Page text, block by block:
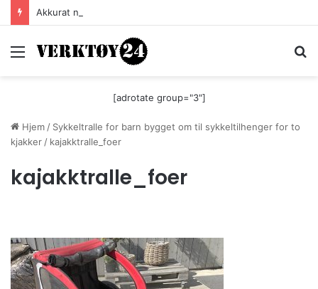
Akkurat nå er batteri-bordsaga til Festool billigere
Meny
[adrotate group="3"]
Hjem / Sykkeltralle for barn bygget om til sykkeltilhenger for to
kjakker / kajakktralle_foer
kajakktralle_foer